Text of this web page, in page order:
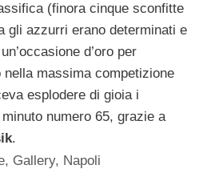
(finora cinque sconfitte
gli azzurri erano determinati e
d’oro per
massima competizione
esplodere di gioia i
numero 65, grazie a
.
, Gallery, Napoli